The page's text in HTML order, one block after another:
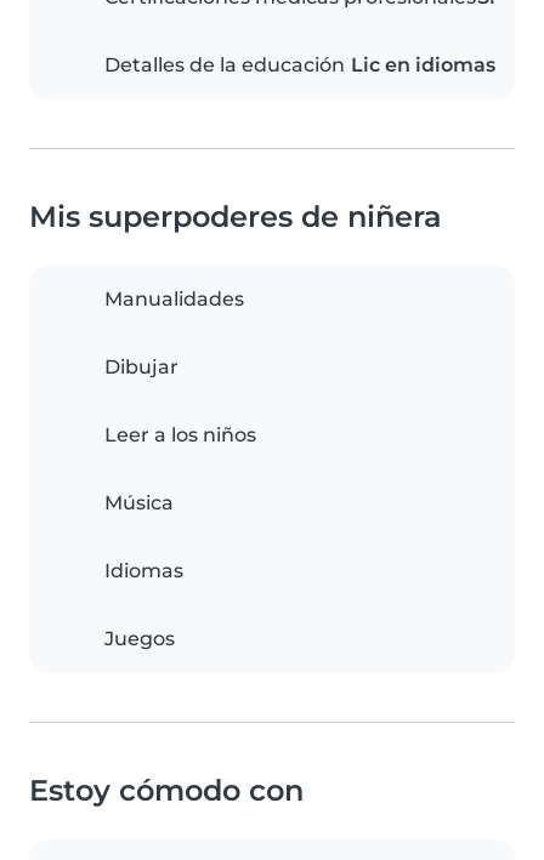
Detalles de la educación Lic en idiomas
Mis superpoderes de niñera
Manualidades
Dibujar
Leer a los niños
Música
Idiomas
Juegos
Estoy cómodo con